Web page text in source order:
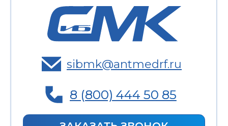
ООО «СибМК» официальный
дистрибьютор «Шэньжень Антмед Ко.,
область, г. Томск, ул. Нижне-Луговая, 1,
пом. 3/1.